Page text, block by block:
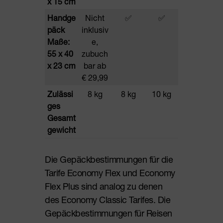
Handge
päck
Maße:
55 x 40
x 23 cm
Nicht
inklusiv
e,
zubuch
bar ab
€ 29,99
✅ ✅
Zulässi
ges
Gesamt
gewicht
8 kg 8 kg 10 kg
Die Gepäckbestimmungen für die
Tarife Economy Flex und Economy
Flex Plus sind analog zu denen
des Economy Classic Tarifes. Die
Gepäckbestimmungen für Reisen